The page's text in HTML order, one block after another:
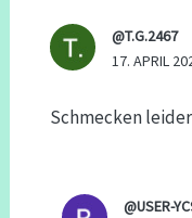
@T.G.2467
17. APRIL
Schmecken
@USER-